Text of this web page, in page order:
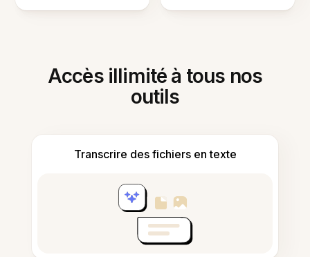
Accès illimité à tous nos
outils
Transcrire des fichiers en texte